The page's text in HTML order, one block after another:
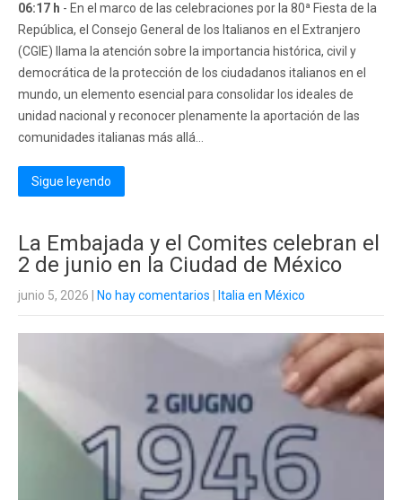
06:17 h - En el marco de las celebraciones por la 80ª Fiesta de la
República, el Consejo General de los Italianos en el Extranjero
(CGIE) llama la atención sobre la importancia histórica, civil y
democrática de la protección de los ciudadanos italianos en el
mundo, un elemento esencial para consolidar los ideales de
unidad nacional y reconocer plenamente la aportación de las
comunidades italianas más allá...
Sigue leyendo
La Embajada y el Comites celebran el
2 de junio en la Ciudad de México
junio 5, 2026 No hay comentarios Italia en México